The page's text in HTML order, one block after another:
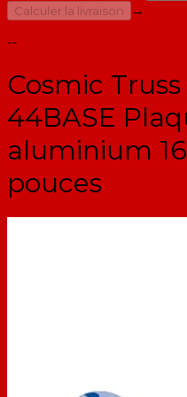
Calculer la livraison
→
--
Cosmic
44BASE
aluminium
pouces